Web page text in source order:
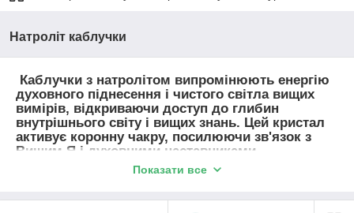
Натроліт каблучки
Каблучки з натролітом випромінюють енергію
духовного піднесення і чистого світла вищих
вимірів, відкриваючи доступ до глибин
внутрішнього світу і вищих знань. Цей кристал
активує коронну чакру, посилюючи зв'язок з
Вищим Я і духовними наставниками,
пробуджуючи ясновидіння та інтуїцію. Натроліт
Показати все